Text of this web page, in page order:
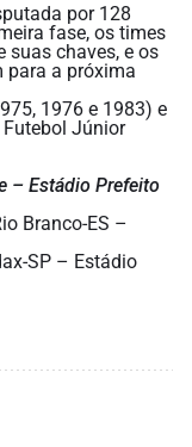
por 128
fase, os times
suas chaves, e os
para a próxima
1976 e 1983) e
Júnior
– Estádio Prefeito
Branco-ES –
SP – Estádio